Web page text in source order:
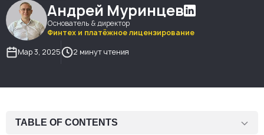
Андрей Муринцев
Основатель & директор
Финтех и платёжное лицензирование
Мар 3, 2025
2 минут чтения
TABLE OF CONTENTS